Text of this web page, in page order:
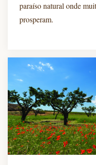
paraíso natural onde
prosperam.